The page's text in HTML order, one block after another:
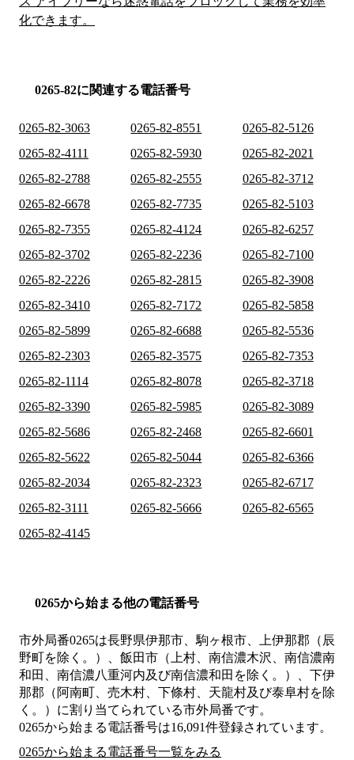
化できます。
0265-82に関連する電話番号
0265-82-3063 0265-82-8551
0265-82-5126
0265-82-4111
0265-82-5930
0265-82-2021
0265-82-2788
0265-82-2555
0265-82-3712
0265-82-6678
0265-82-7735
0265-82-5103
0265-82-7355
0265-82-4124
0265-82-6257
0265-82-3702
0265-82-2236
0265-82-7100
0265-82-2226
0265-82-2815
0265-82-3908
0265-82-3410
0265-82-7172
0265-82-5858
0265-82-5899
0265-82-6688
0265-82-5536
0265-82-2303
0265-82-3575
0265-82-7353
0265-82-1114
0265-82-8078
0265-82-3718
0265-82-3390
0265-82-5985
0265-82-3089
0265-82-5686
0265-82-2468
0265-82-6601
0265-82-5622
0265-82-5044
0265-82-6366
0265-82-2034
0265-82-2323
0265-82-6717
0265-82-3111
0265-82-5666
0265-82-6565
0265-82-4145
0265から始まる他の電話番号
市外局番0265は長野県伊那市、駒ヶ根市、上伊那郡（辰
野町を除く。）、飯田市（上村、南信濃木沢、南信濃南
和田、南信濃八重河内及び南信濃和田を除く。）、下伊
那郡（阿南町、売木村、下條村、天龍村及び泰阜村を除
く。） に割り当てられている市外局番です。
0265から始まる電話番号は16,091件登録されています。
0265から始まる電話番号一覧をみる